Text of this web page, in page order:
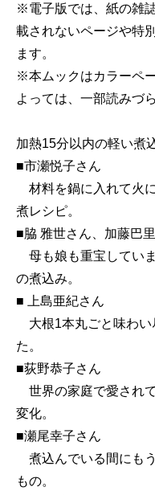
※電子版では、紙の雑
載されないページや特
ます。
※本ムックはカラーペ
よっては、一部読みづ
加熱15分以内の軽い煮
■市瀬悦子さん
材料を鍋に入れて火
煮レシピ。
■脇 雅世さん、加藤巴
母も娘も重宝してい
の煮込み。
■ 上島亜紀さん
大根1本丸ごと味わい
た。
■荻野恭子さん
世界の家庭で愛され
変化。
■瀬尾幸子さん
煮込んでいる間にも
もの。